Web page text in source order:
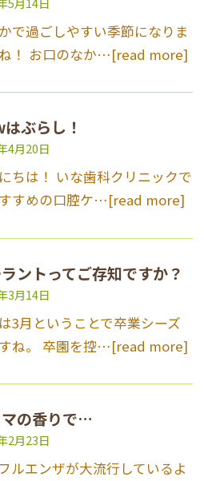
で過ごしやすい季節になりま
！ お口のなか…[read more]
ぶらし！
4月20日
ちは！ いな歯科クリニックで
すめの口腔ケ…[read more]
ントってご存知ですか？
3月14日
3月ということで卒業シーズ
ね。 卒園を控…[read more]
の香りで…
2月23日
ルエンザが大流行しているよ